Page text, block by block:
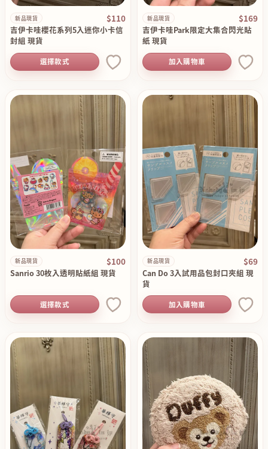
新品現貨 $110
吉伊卡哇櫻花系列5入迷你小卡信
封組 現貨
選擇款式
新品現貨 $169
吉伊卡哇Park限定大集合閃光貼
紙 現貨
加入購物車
新品現貨 $100
Sanrio 30枚入透明貼紙組 現貨
選擇款式
新品現貨 $69
Can Do 3入試用品包封口夾組 現
貨
加入購物車